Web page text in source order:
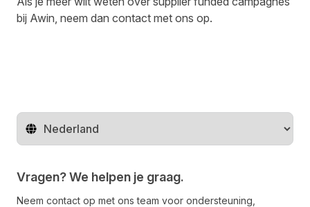
bij Awin, neem dan contact met ons op.
Regio wijzigen
Vragen? We helpen je graag.
Neem contact op met ons team voor ondersteuning,